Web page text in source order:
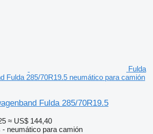
Fulda
Fulda 285/70R19.5 neumático para camión
Fulda 285/70R19.5
≈ US$ 144,40
neumático para camión